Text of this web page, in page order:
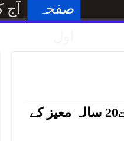
آج
صفحہ
سولجر بازار میں مسلح ملزمان کی فائرنگ سے نوجوان کی ہلاکت20 سالہ معیز کے